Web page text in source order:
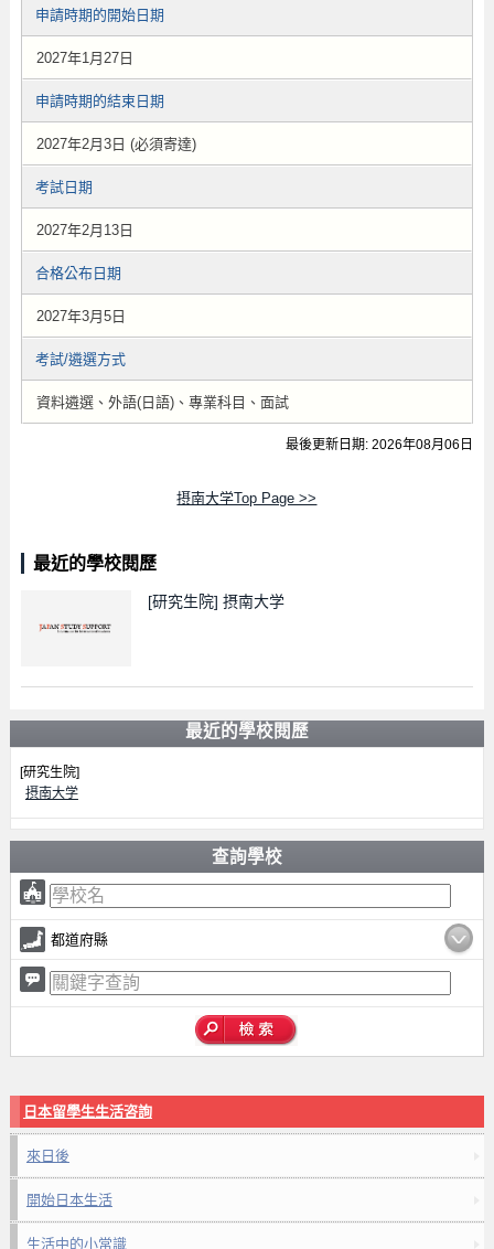
申請時期的開始日期
2027年1月27日
申請時期的結束日期
2027年2月3日 (必須寄達)
考試日期
2027年2月13日
合格公布日期
2027年3月5日
考試/遴選方式
資料遴選、外語(日語)、專業科目、面試
最後更新日期: 2026年08月06日
摂南大学Top Page >>
最近的學校閱歷
[研究生院] 摂南大学
最近的學校閱歷
[研究生院]
摂南大学
查詢學校
都道府縣
日本留學生生活咨詢
來日後
開始日本生活
生活中的小常識